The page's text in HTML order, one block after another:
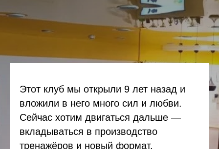
Этот клуб мы открыли 9 лет назад и
вложили в него много сил и любви.
Сейчас хотим двигаться дальше —
вкладываться в производство
тренажёров и новый формат.